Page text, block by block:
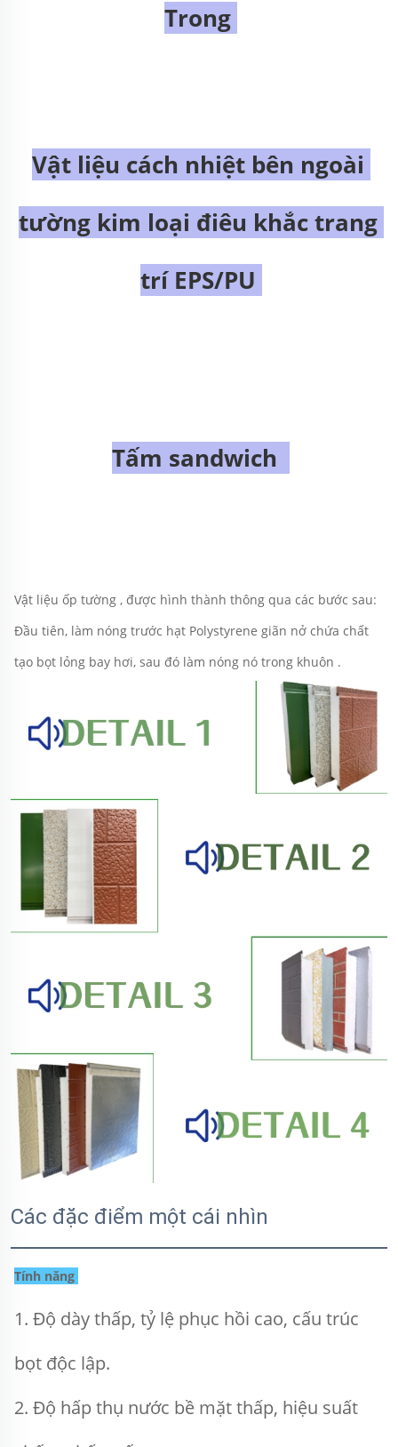
Trong
Vật liệu cách nhiệt bên ngoài
tường kim loại điêu khắc trang
trí EPS/PU
Tấm sandwich
Vật liệu ốp tường , được hình thành thông qua các bước sau:
Đầu tiên, làm nóng trước hạt Polystyrene giãn nở chứa chất
tạo bọt lỏng bay hơi, sau đó làm nóng nó trong khuôn .
Các đặc điểm một cái nhìn
Tính năng
1. Độ dày thấp, tỷ lệ phục hồi cao, cấu trúc
bọt độc lập.
2. Độ hấp thụ nước bề mặt thấp, hiệu suất